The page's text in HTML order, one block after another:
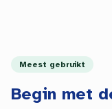
Meest gebruikt
Begin met